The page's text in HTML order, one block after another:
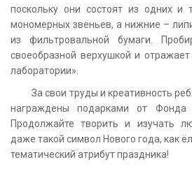
поскольку они состоят из одних и
мономерных звеньев, а нижние –
из фильтровальной бумаги.
своеобразной верхушкой и
лаборатории».
За свои труды и креативность
награждены подарками от Фонда
Продолжайте творить и изучать
даже такой символ Нового года, как
тематический атрибут праздника!